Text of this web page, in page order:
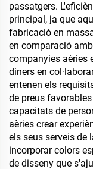
passatgers.
principal, ja que
fabricació en
en comparació
companyies aèries
diners en
entenen els
de preus
capacitats de
aèries crear
els seus serveis de
incorporar colors
de disseny que